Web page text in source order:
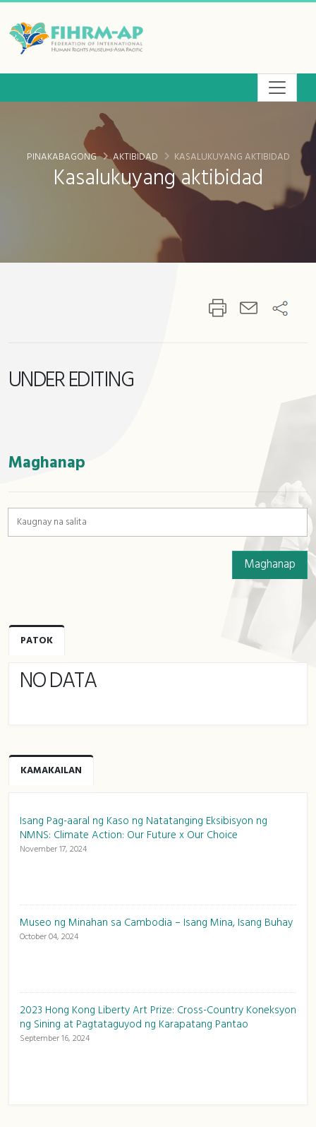
sa
pangunahing
ng
Kasalukuyang aktibidad
PINAKABAGONG AKTIBIDAD KASALUKUYANG AKTIBIDAD
UNDER EDITING
Maghanap
Maghanap
PATOK
NO DATA
KAMAKAILAN
Isang Pag-aaral ng Kaso ng Natatanging Eksibisyon ng
NMNS: Climate Action: Our Future x Our Choice
November 17, 2024
Museo ng Minahan sa Cambodia – Isang Mina, Isang Buhay
October 04, 2024
2023 Hong Kong Liberty Art Prize: Cross-Country Koneksyon
ng Sining at Pagtataguyod ng Karapatang Pantao
September 16, 2024